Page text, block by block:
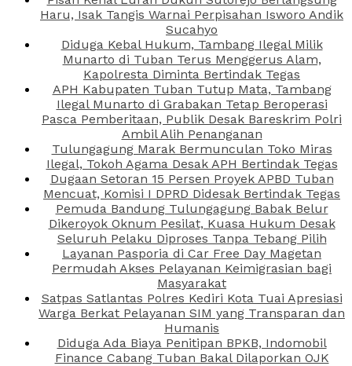
Haru, Isak Tangis Warnai Perpisahan Isworo Andik
Sucahyo
Diduga Kebal Hukum, Tambang Ilegal Milik
Munarto di Tuban Terus Menggerus Alam,
Kapolresta Diminta Bertindak Tegas
APH Kabupaten Tuban Tutup Mata, Tambang
Ilegal Munarto di Grabakan Tetap Beroperasi
Pasca Pemberitaan, Publik Desak Bareskrim Polri
Ambil Alih Penanganan
Tulungagung Marak Bermunculan Toko Miras
Ilegal, Tokoh Agama Desak APH Bertindak Tegas
Dugaan Setoran 15 Persen Proyek APBD Tuban
Mencuat, Komisi I DPRD Didesak Bertindak Tegas
Pemuda Bandung Tulungagung Babak Belur
Dikeroyok Oknum Pesilat, Kuasa Hukum Desak
Seluruh Pelaku Diproses Tanpa Tebang Pilih
Layanan Pasporia di Car Free Day Magetan
Permudah Akses Pelayanan Keimigrasian bagi
Masyarakat
Satpas Satlantas Polres Kediri Kota Tuai Apresiasi
Warga Berkat Pelayanan SIM yang Transparan dan
Humanis
Diduga Ada Biaya Penitipan BPKB, Indomobil
Finance Cabang Tuban Bakal Dilaporkan OJK